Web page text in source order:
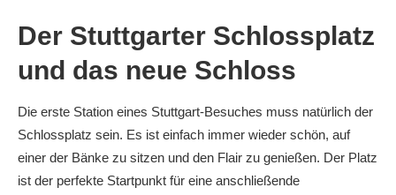
Der Stuttgarter Schlossplatz
und das neue Schloss
Die erste Station eines Stuttgart-Besuches muss natürlich der
Schlossplatz sein. Es ist einfach immer wieder schön, auf
einer der Bänke zu sitzen und den Flair zu genießen. Der Platz
ist der perfekte Startpunkt für eine anschließende